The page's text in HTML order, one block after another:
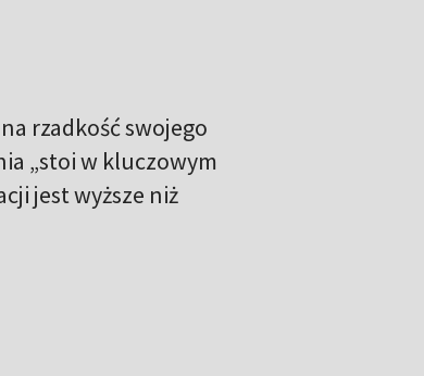
rzadkość swojego
„stoi w kluczowym
jest wyższe niż